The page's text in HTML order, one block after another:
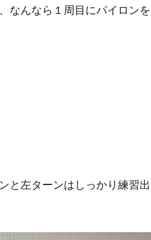
なんなら１周目にパイロンを
と左ターンはしっかり練習出